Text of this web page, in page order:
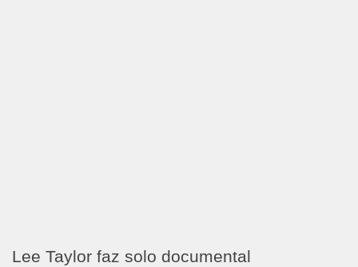
Lee Taylor faz solo documental